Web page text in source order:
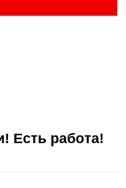
Есть работа!